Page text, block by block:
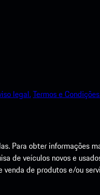
legal.Termos e
Para obter informações
de veículos novos e
de produtos e/ou